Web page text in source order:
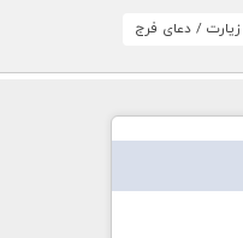
/ دعای فرج